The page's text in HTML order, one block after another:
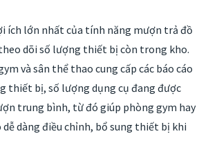
ích lớn nhất của tính năng mượn trả đồ
dõi số lượng thiết bị còn trong kho.
và sân thể thao cung cấp các báo cáo
thiết bị, số lượng dụng cụ đang được
trung bình, từ đó giúp phòng gym hay
dàng điều chỉnh, bổ sung thiết bị khi